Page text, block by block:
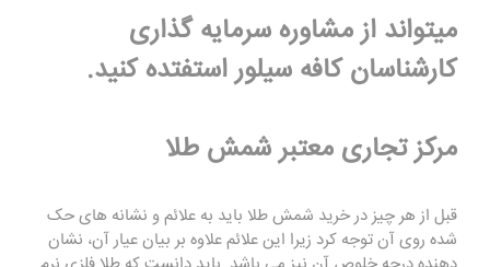
میتواند از مشاوره سرمایه گذاری
کارشناسان کافه سیلور استفتده کنید.
مرکز تجاری معتبر شمش طلا
قبل از هر چیز در خرید شمش طلا باید به علائم و نشانه های حک
شده روی آن توجه کرد زیرا این علائم علاوه بر بیان عیار آن، نشان